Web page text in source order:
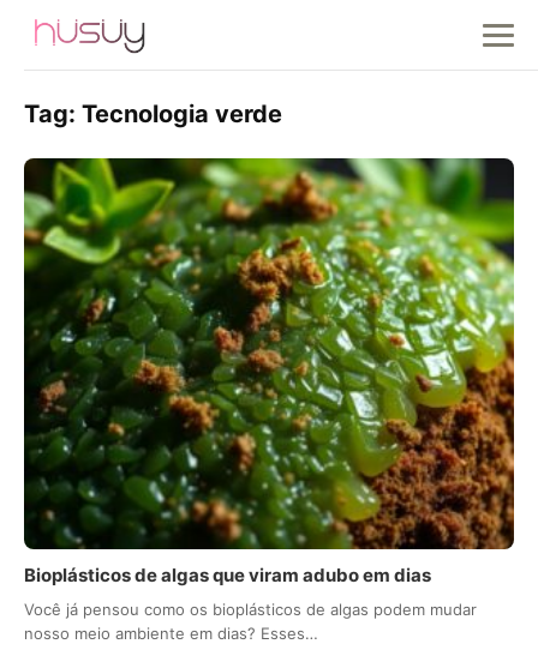
Tag: Tecnologia verde
Bioplásticos de algas que viram adubo em dias
Você já pensou como os bioplásticos de algas podem mudar
nosso meio ambiente em dias? Esses…